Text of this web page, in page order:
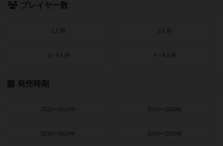
プレイヤー数
1人用 2人用
3～4人用 4～8人用
発売時期
2021〜2022年 2019〜2020年
2016〜2018年 2010〜2015年